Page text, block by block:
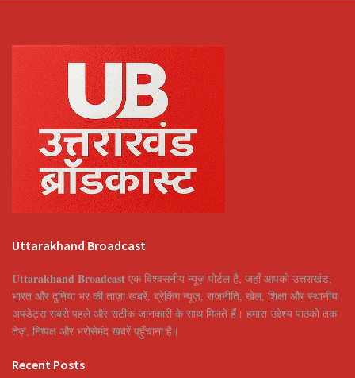
Uttarakhand Broadcast
Uttarakhand Broadcast एक विश्वसनीय न्यूज़ पोर्टल है, जहाँ आपको उत्तराखंड,
भारत और दुनिया भर की ताज़ा खबरें, ब्रेकिंग न्यूज़, राजनीति, खेल, शिक्षा और स्थानीय
अपडेट्स सबसे पहले और सटीक जानकारी के साथ मिलते हैं। हमारा उद्देश्य पाठकों तक
तेज़, निष्पक्ष और भरोसेमंद खबरें पहुँचाना है।
Recent Posts